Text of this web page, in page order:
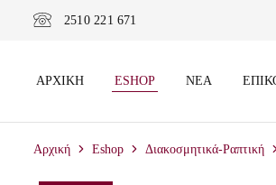
2510 221 671
ΑΡΧΙΚΉ ESHOP ΝΈΑ
Αρχική Eshop Διακοσμητικά-Ραπτική